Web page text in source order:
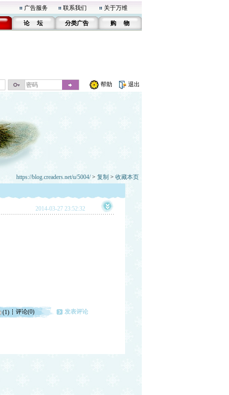
广告服务 联系我们 关于万维
论 坛 分类广告 购 物
帮助 退出
https://blog.creaders.net/u/5004/> 复制 > 收藏本页
2014-03-27 23:52:32
(1) 评论(0) 发表评论